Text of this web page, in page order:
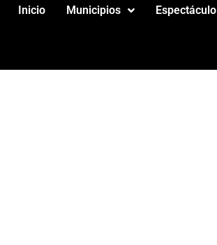
Inicio Municipios Espectáculo